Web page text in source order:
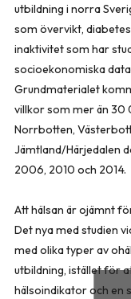
utbildning i norra
som övervikt,
inaktivitet som har
socioekonomiska
Grundmaterialet
villkor som mer än 30
Norrbotten,
Jämtland/Härjedalen
2006, 2010 och 2014.
Att hälsan är ojämnt
Det nya med studien
med olika typer av
utbildning, istället för
hälsoindikator och en